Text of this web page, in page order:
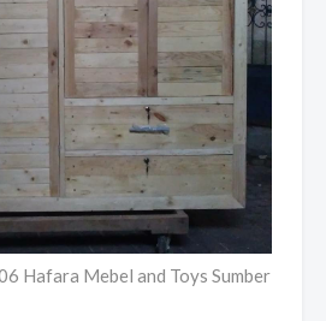
Hafara Mebel and Toys Sumber